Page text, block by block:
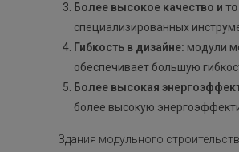
Более высокое качество и
специализированных
Гибкость в дизайне: модули
обеспечивает большую
Более высокая
более высокую
Здания модульного